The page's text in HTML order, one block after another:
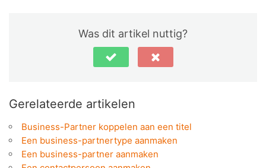
Was dit artikel nuttig?
Gerelateerde artikelen
Business-Partner koppelen aan een titel
Een business-partnertype aanmaken
Een business-partner aanmaken